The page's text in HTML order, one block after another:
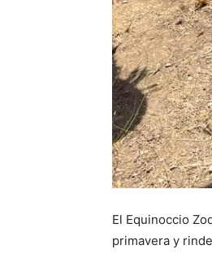
El Equinoccio
primavera y